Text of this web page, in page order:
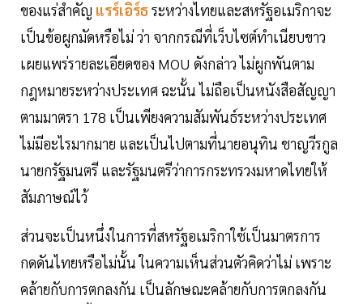
ของแร่สำคัญ แรร์เอิร์ธระหว่างไทยและสหรัฐอเมริกาจะ
เป็นข้อผูกมัดหรือไม่ ว่า จากกรณีที่เว็บไซต์ทำเนียบขาว
เผยแพร่รายละเอียดของ MOU ดังกล่าว ไม่ผูกพันตาม
กฎหมายระหว่างประเทศ ฉะนั้น ไม่ถือเป็นหนังสือสัญญา
ตามมาตรา 178 เป็นเพียงความสัมพันธ์ระหว่างประเทศ
ไม่มีอะไรมากมาย และเป็นไปตามที่นายอนุทิน ชาญวีรกูล
นายกรัฐมนตรี และรัฐมนตรีว่าการกระทรวงมหาดไทยให้
สัมภาษณ์ไว้
ส่วนจะเป็นหนึ่งในการที่สหรัฐอเมริกาใช้เป็นมาตรการ
กดดันไทยหรือไม่นั้น ในความเห็นส่วนตัวคิดว่าไม่ เพราะ
คล้ายกับการตกลงกัน เป็นลักษณะคล้ายกับการตกลงกัน